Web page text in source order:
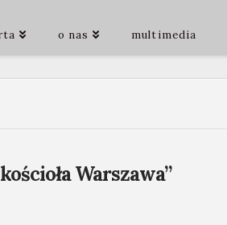
o nas multimedia
Warszawa”